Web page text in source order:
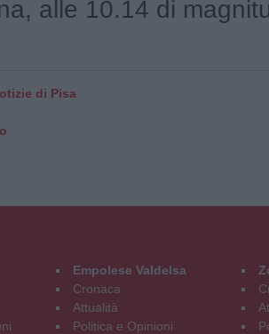
alle 10.14 di
di Pisa
Empolese Valdelsa
Cronaca
Attualità
Politica e Opinioni